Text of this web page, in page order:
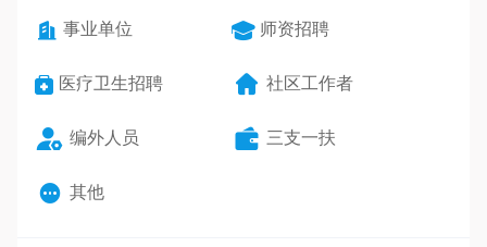
事业单位 师资招聘
医疗卫生招聘 社区工作者
编外人员 三支一扶
其他